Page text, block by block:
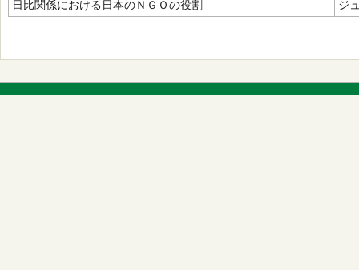
日比関係における日本のＮＧＯの役割 ジ